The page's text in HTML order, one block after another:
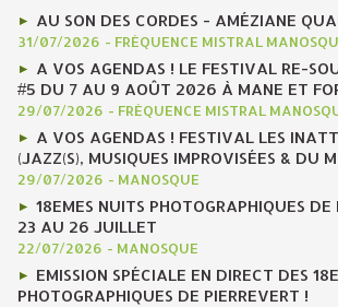
AU SON DES CORDES - AMÉZIANE
31/07/2026 - FRÉQUENCE MISTRAL
A VOS AGENDAS ! LE FESTIVAL RE-
#5 DU 7 AU 9 AOÛT 2026 À MANE ET
29/07/2026 - FRÉQUENCE MISTRAL
A VOS AGENDAS ! FESTIVAL LES
(JAZZ(S), MUSIQUES IMPROVISÉES & DU
29/07/2026 - MANOSQUE
18EMES NUITS PHOTOGRAPHIQUES DE
23 AU 26 JUILLET
22/07/2026 - MANOSQUE
EMISSION SPÉCIALE EN DIRECT DES
PHOTOGRAPHIQUES DE PIERREVERT !